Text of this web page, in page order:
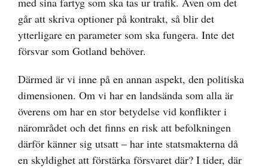
går att skriva optioner på kontrakt, så blir det
ytterligare en parameter som ska fungera. Inte det
försvar som Gotland behöver.
Därmed är vi inne på en annan aspekt, den politiska
dimensionen. Om vi har en landsända som alla är
överens om har en stor betydelse vid konflikter i
närområdet och det finns en risk att befolkningen
därför känner sig utsatt – har inte statsmakterna då
en skyldighet att förstärka försvaret där? I tider, där